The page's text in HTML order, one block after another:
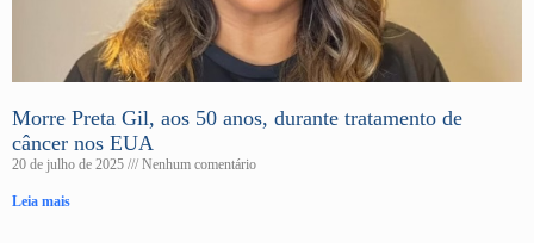
Morre Preta Gil, aos 50 anos, durante tratamento de
câncer nos EUA
20 de julho de 2025 Nenhum comentário
Leia mais